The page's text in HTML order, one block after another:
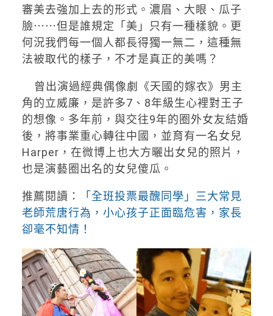
審美去強加上去的形式。濃眉、大眼、瓜子
臉⋯⋯但是誰規定「美」只有一種樣貌。更
何況我們每一個人都長得獨一無二，這種無
法被取代的樣子，不才是真正的美嗎？
曾出演過經典偶像劇《天國的嫁衣》男主
角的立威廉，是許多7、8年級生心裡對王子
的想像。多年前，與交往9年的圈外女友結婚
後，將事業重心轉往中國，並育有一名女兒
Harper，在微博上也大方曬出女兒的照片，
也是演藝圈出名的女兒傻瓜。
推薦閱讀：
「全班投票最醜同學」三大常見
老師荒唐行為，小心孩子正面臨危害，家長
卻毫不知情！